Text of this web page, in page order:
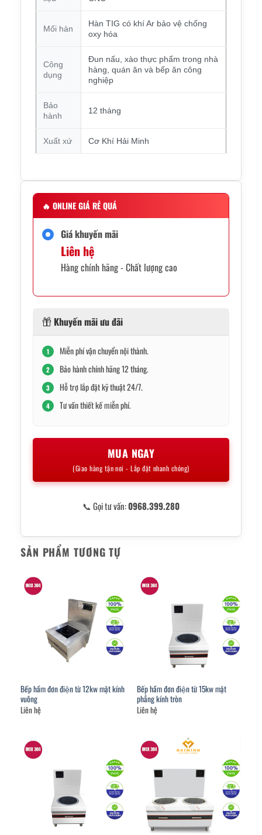
Mối hàn
Hàn TIG có khí Ar bảo vệ chống
oxy hóa
Công
dụng
Đun nấu, xào thực phẩm trong nhà
hàng, quán ăn và bếp ăn công
nghiệp
Bảo
hành
12 tháng
Xuất xứ Cơ Khí Hải Minh
🔥 ONLINE GIÁ RẺ QUÁ
Giá khuyến mãi
Liên hệ
Hàng chính hãng - Chất lượng cao
Khuyến mãi ưu đãi
1 Miễn phí vận chuyển nội thành.
2 Bảo hành chính hãng 12 tháng.
3 Hỗ trợ lắp đặt kỹ thuật 24/7.
4 Tư vấn thiết kế miễn phí.
MUA NGAY
(Giao hàng tận nơi - Lắp đặt nhanh chóng)
📞 Gọi tư vấn:0968.399.280
SẢN PHẨM TƯƠNG TỰ
Bếp hầm đơn điện từ 12kw mặt kính
vuông
Liên hệ
Bếp hầm đơn điện từ 15kw mặt
phẳng kính tròn
Liên hệ